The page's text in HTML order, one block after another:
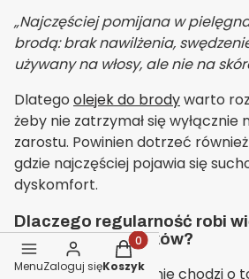
„Najczęściej pomijana w
brodą: brak nawilżenia,
używany na włosy, ale nie na
Dlatego olejek do brodywarto
żeby nie zatrzymał się wyłącznie
zarostu. Powinien dotrzeć
gdzie najczęściej pojawia się
dyskomfort.
Dlaczego regularność robi
niż ilość kosmetyków?
W pielęgnacji brody nie chodzi o
MenuZaloguj się
Produkty w koszyku:
Koszyk